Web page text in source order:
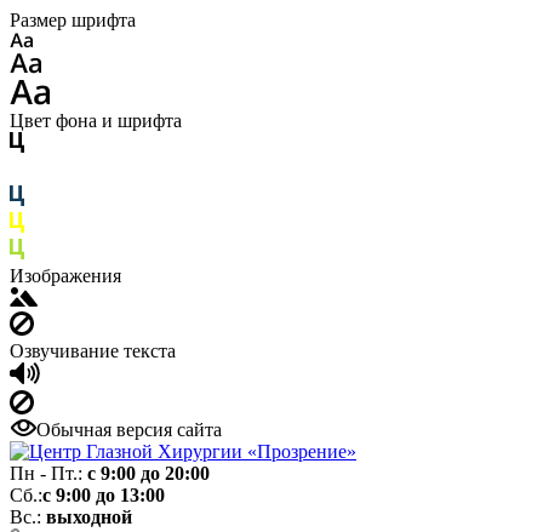
Размер шрифта
Цвет фона и шрифта
Изображения
Озвучивание текста
Обычная версия сайта
Пн - Пт.: с 9:00 до 20:00
Сб.:с 9:00 до 13:00
Вс.: выходной